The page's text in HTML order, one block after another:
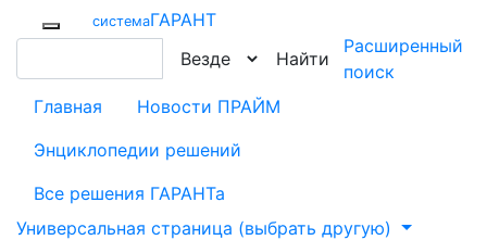
cистемаГАРАНТ
Найти
Расширенный
поиск
Главная
Новости ПРАЙМ
Энциклопедии решений
Все решения ГАРАНТа
Универсальная страница (выбрать другую)